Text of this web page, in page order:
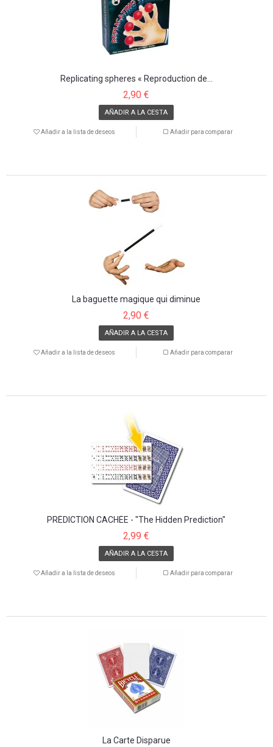
Replicating spheres « Reproduction de...
2,90 €
AÑADIR A LA CESTA
Añadir a la lista de deseos Añadir para comparar
La baguette magique qui diminue
2,90 €
AÑADIR A LA CESTA
Añadir a la lista de deseos Añadir para comparar
PRÉDICTION CACHÉE - "The Hidden Prediction"
2,99 €
AÑADIR A LA CESTA
Añadir a la lista de deseos Añadir para comparar
La Carte Disparue